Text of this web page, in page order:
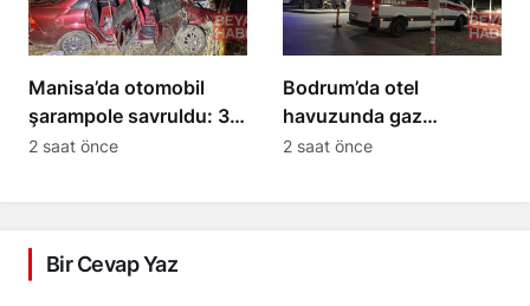
Manisa’da otomobil
şarampole savruldu: 3
yaralı
2 saat önce
Bodrum’da otel
havuzunda gaz
sızıntısı; 15 kişi
2 saat önce
Bir Cevap Yaz